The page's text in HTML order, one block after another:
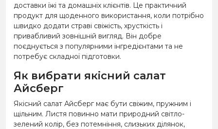
доставки їжі та домашніх клієнтів. Це практичний
продукт для щоденного використання, коли потрібно
швидко додати страві свіжість, хрусткість і
привабливий зовнішній вигляд. Він добре
поєднується з популярними інгредієнтами та не
потребує складної підготовки.
Як вибрати якісний салат
Айсберг
Якісний салат Айсберг має бути свіжим, пружним і
щільним. Листя повинно мати природний світло-
зелений колір, без потемніння, слизьких ділянок,